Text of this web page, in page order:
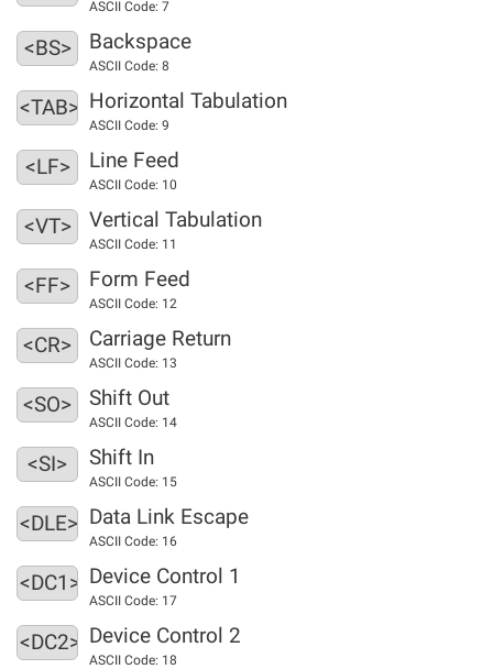
ASCII Code: 7
<BS> Backspace
ASCII Code: 8
<TAB> Horizontal Tabulation
ASCII Code: 9
<LF> Line Feed
ASCII Code: 10
<VT> Vertical Tabulation
ASCII Code: 11
<FF> Form Feed
ASCII Code: 12
<CR> Carriage Return
ASCII Code: 13
<SO> Shift Out
ASCII Code: 14
<SI> Shift In
ASCII Code: 15
<DLE> Data Link Escape
ASCII Code: 16
<DC1> Device Control 1
ASCII Code: 17
<DC2> Device Control 2
ASCII Code: 18